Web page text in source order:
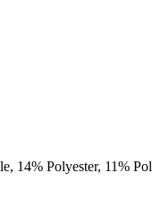
14% Polyester, 11%